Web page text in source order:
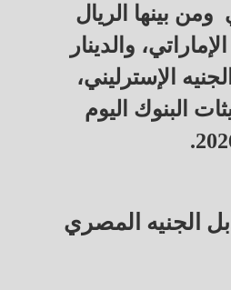
ومن بينها الريال
والدينار
الإسترليني،
البنوك اليوم
الجنيه المصري